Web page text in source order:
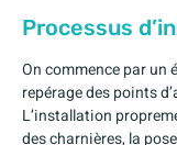
Processus
On commence par un
repérage des points
L’installation
des charnières, la